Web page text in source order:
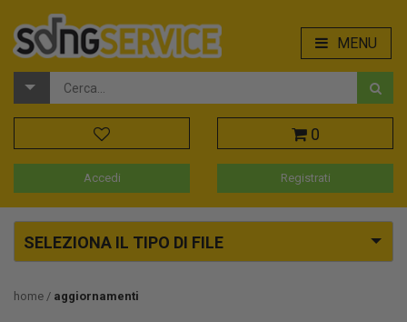
MENU
0
Accedi Registrati
SELEZIONA IL TIPO DI FILE
home aggiornamenti